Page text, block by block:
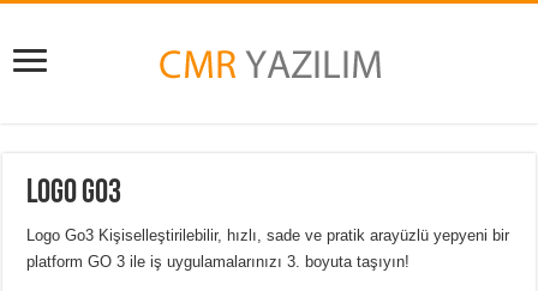
Logo Go3
Logo Go3 Kişiselleştirilebilir, hızlı, sade ve pratik arayüzlü yepyeni bir
platform GO 3 ile iş uygulamalarınızı 3. boyuta taşıyın!